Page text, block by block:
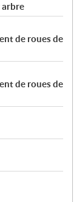
arbre
de roues de
de roues de